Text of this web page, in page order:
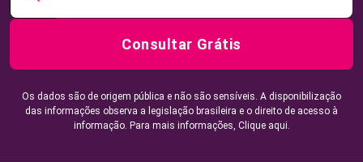
Consultar Grátis
Os dados são de origem pública e não são sensíveis. A disponibilização
das informações observa a legislação brasileira e o direito de acesso à
informação. Para mais informações, Clique aqui.